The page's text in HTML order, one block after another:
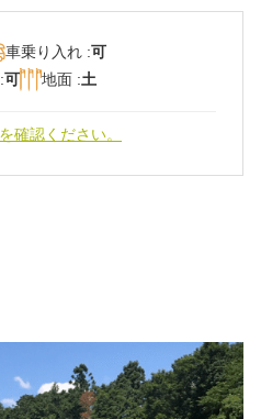
車乗り入れ :可
可 地面 :土
確認ください。